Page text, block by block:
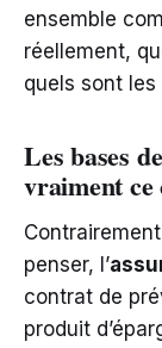
ensemble
réellement,
quels sont
Les bases
vraiment
penser, l’
contrat de
produit